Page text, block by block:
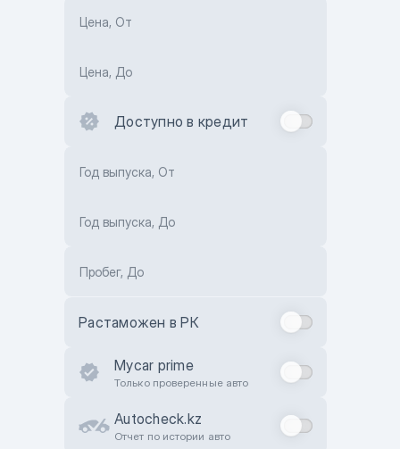
Цена, От
Цена, До
Доступно в кредит
Год выпуска, От
Год выпуска, До
Пробег, До
Растаможен в РК
Mycar prime
Только проверенные авто
Autocheck.kz
Отчет по истории авто